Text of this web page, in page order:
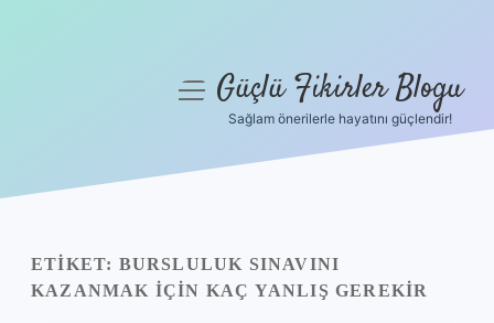
Yasal Uyarı
menüyüGüçlü Fikirler Blogu
Sağlam önerilerle hayatını güçlendir!
ETIKET: BURSLULUK SINAVINI
KAZANMAK IÇIN KAÇ YANLIŞ GEREKIR